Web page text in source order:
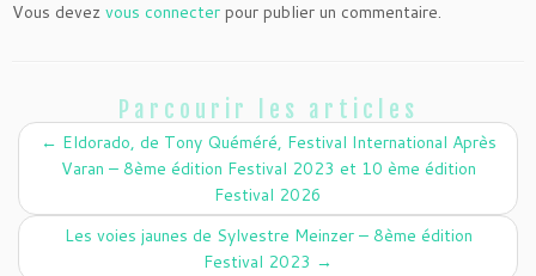
Vous devez vous connecter pour publier un commentaire.
Parcourir les articles
← Eldorado, de Tony Quéméré, Festival International Après
Varan – 8ème édition Festival 2023 et 10 ème édition
Festival 2026
Les voies jaunes de Sylvestre Meinzer – 8ème édition
Festival 2023 →